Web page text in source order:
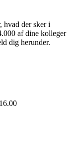
hvad der sker i
af dine kolleger
dig herunder.